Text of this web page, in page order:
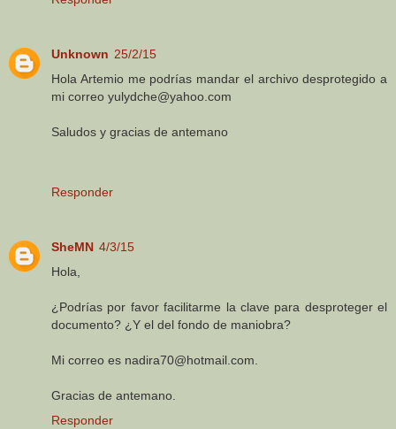
Unknown 25/2/15
Hola Artemio me podrías mandar el archivo desprotegido a
mi correo yulydche@yahoo.com
Saludos y gracias de antemano
Responder
SheMN 4/3/15
Hola,
¿Podrías por favor facilitarme la clave para desproteger el
documento? ¿Y el del fondo de maniobra?
Mi correo es nadira70@hotmail.com.
Gracias de antemano.
Responder